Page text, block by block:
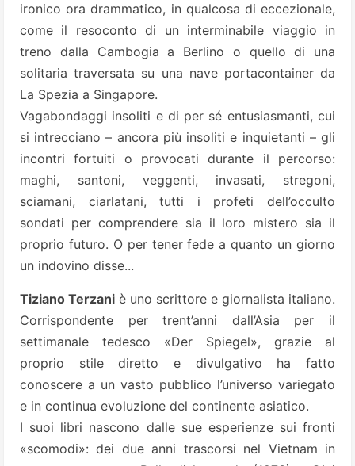
ironico ora drammatico, in qualcosa di eccezionale,
come il resoconto di un interminabile viaggio in
treno dalla Cambogia a Berlino o quello di una
solitaria traversata su una nave portacontainer da
La Spezia a Singapore.
Vagabondaggi insoliti e di per sé entusiasmanti, cui
si intrecciano – ancora più insoliti e inquietanti – gli
incontri fortuiti o provocati durante il percorso:
maghi, santoni, veggenti, invasati, stregoni,
sciamani, ciarlatani, tutti i profeti dell’occulto
sondati per comprendere sia il loro mistero sia il
proprio futuro. O per tener fede a quanto un giorno
un indovino disse...
Tiziano Terzani è uno scrittore e giornalista italiano.
Corrispondente per trent’anni dall’Asia per il
settimanale tedesco «Der Spiegel», grazie al
proprio stile diretto e divulgativo ha fatto
conoscere a un vasto pubblico l’universo variegato
e in continua evoluzione del continente asiatico.
I suoi libri nascono dalle sue esperienze sui fronti
«scomodi»: dei due anni trascorsi nel Vietnam in